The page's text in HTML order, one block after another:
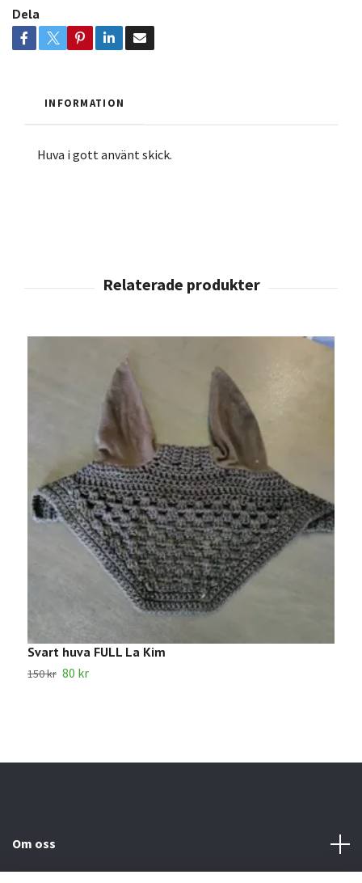
Dela
INFORMATION
Huva i gott använt skick.
Svart huva FULL La Kim
150 kr 80 kr
Om oss